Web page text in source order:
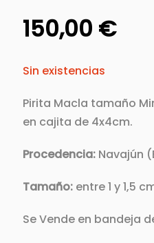
150,00 €
Sin existencias
Pirita Macla tamaño
en cajita de 4x4cm.
Procedencia: Navajún
Tamaño: entre 1 y 1,5
Se Vende en bandeja